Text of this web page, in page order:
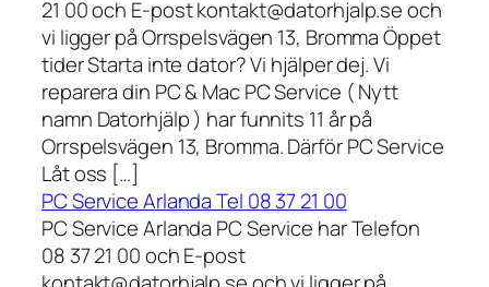
21 00 och E-post kontakt@datorhjalp.se och
vi ligger på Orrspelsvägen 13, Bromma Öppet
tider Starta inte dator? Vi hjälper dej. Vi
reparera din PC & Mac PC Service ( Nytt
namn Datorhjälp ) har funnits 11 år på
Orrspelsvägen 13, Bromma. Därför PC Service
Låt oss […]
PC Service Arlanda Tel 08 37 21 00
PC Service Arlanda PC Service har Telefon
08 37 21 00 och E-post